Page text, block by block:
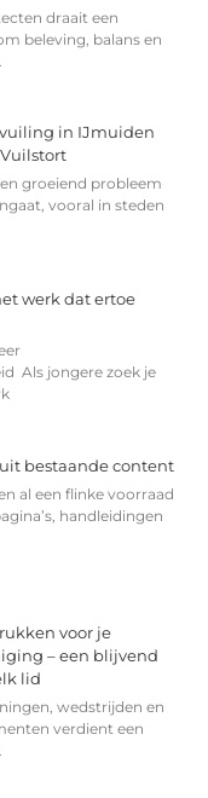
draait een
beleving, balans en
in IJmuiden
groeiend probleem
vooral in steden
werk dat ertoe
Als jongere zoek je
bestaande content
al een flinke voorraad
handleidingen
voor je
– een blijvend
lid
wedstrijden en
verdient een